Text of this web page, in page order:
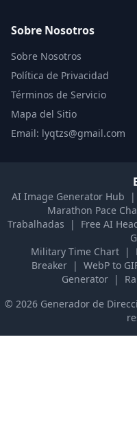
Sobre Nosotros
Sobre Nosotros
Política de Privacidad
Términos de Servicio
Mapa del Sitio
Email: lyqtzs@gmail.com
AI Image Generator Hub |
Marathon Pace
Trabalhadas
| Free AI
Military Time Chart
|
Breaker | WebP to
Generator |
© 2026 Generador de